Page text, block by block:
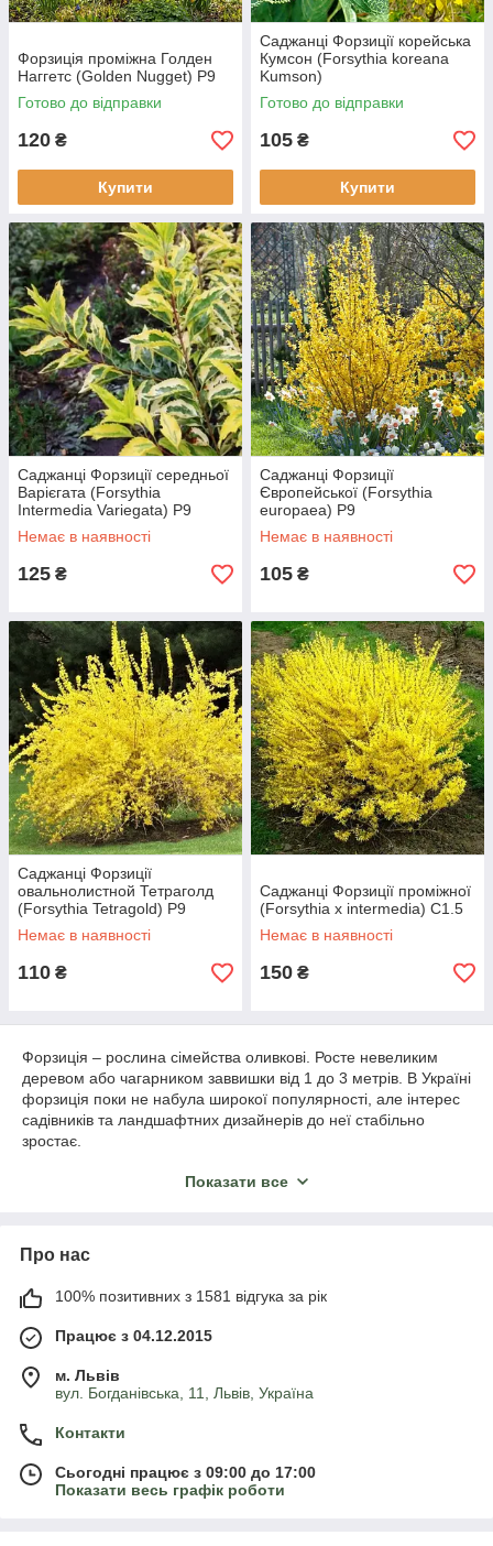
Форзиція проміжна Голден
Наггетс (Golden Nugget) Р9
Готово до відправки
120 ₴
Купити
Саджанці Форзиції корейська
Кумсон (Forsythia koreana
Kumson)
Готово до відправки
105 ₴
Купити
Саджанці Форзиції середньої
Варієгата (Forsythia
Intermedia Variegatа) Р9
Немає в наявності
125 ₴
Саджанці Форзиції
Європейської (Forsythia
europaea) Р9
Немає в наявності
105 ₴
Саджанці Форзиції
овальнолистной Тетраголд
(Forsythia Tetragold) Р9
Немає в наявності
110 ₴
Саджанці Форзиції проміжної
(Forsythia x intermedia) С1.5
Немає в наявності
150 ₴
Форзиція – рослина сімейства оливкові. Росте невеликим
деревом або чагарником заввишки від 1 до 3 метрів. В Україні
форзиція поки не набула широкої популярності, але інтерес
садівників та ландшафтних дизайнерів до неї стабільно
зростає.
буквально обліплені гілки. Квітки мають дзвонову форму.
зусиль з вирощування чагарника. Тим більше, з посадкою
Важливі моменти вирощування
Саджанці форзиції краще приживуться на новому місці, якщо
виберіть сонячну ділянку, закриту від вітрів та протягів.
Форзиція зростатиме і в невеликій півтіні, але достаток сонця
буде тільки на користь.
Показати все
Про нас
100% позитивних з 1581 відгука за рік
Працює з 04.12.2015
м. Львів
вул. Богданівська, 11, Львів, Україна
Контакти
Сьогодні працює з 09:00 до 17:00
Показати весь графік роботи